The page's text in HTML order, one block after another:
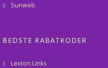
Sunweb
BEDSTE RABATKODER
Lexton Links